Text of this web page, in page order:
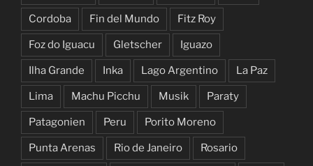
Cordoba Fin del Mundo Fitz Roy
Foz do Iguacu Gletscher Iguazo
Ilha Grande Inka Lago Argentino La Paz
Lima Machu Picchu Musik Paraty
Patagonien Peru Porito Moreno
Punta Arenas Rio de Janeiro Rosario